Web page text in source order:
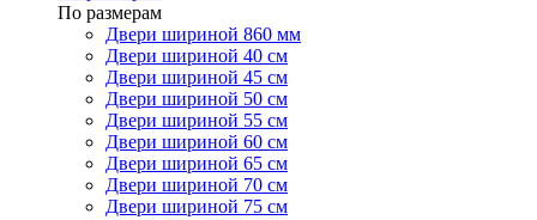
По размерам
Двери шириной 860 мм
Двери шириной 40 см
Двери шириной 45 см
Двери шириной 50 см
Двери шириной 55 см
Двери шириной 60 см
Двери шириной 65 см
Двери шириной 70 см
Двери шириной 75 см